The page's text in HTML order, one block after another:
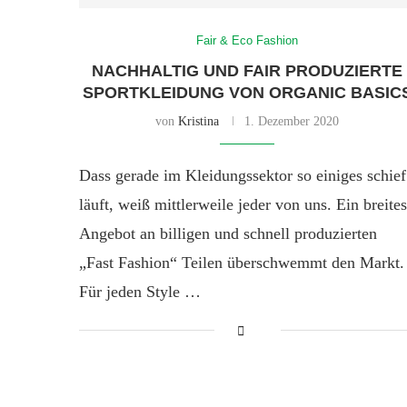
Fair & Eco Fashion
NACHHALTIG UND FAIR PRODUZIERTE
SPORTKLEIDUNG VON ORGANIC
von Kristina 1. Dezember 2020
Dass gerade im Kleidungssektor so einiges schief
läuft, weiß mittlerweile jeder von uns. Ein breites
Angebot an billigen und schnell produzierten
„Fast Fashion“ Teilen überschwemmt den Markt.
Für jeden Style …